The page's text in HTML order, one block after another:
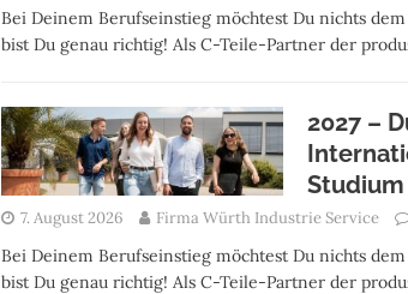
Bei Deinem Berufseinstieg möchtest Du nichts
bist Du genau richtig! Als C-Teile-Partner der
2027 –
7. August 2026 Firma Würth Industrie Service
Bei Deinem Berufseinstieg möchtest Du nichts
bist Du genau richtig! Als C-Teile-Partner der